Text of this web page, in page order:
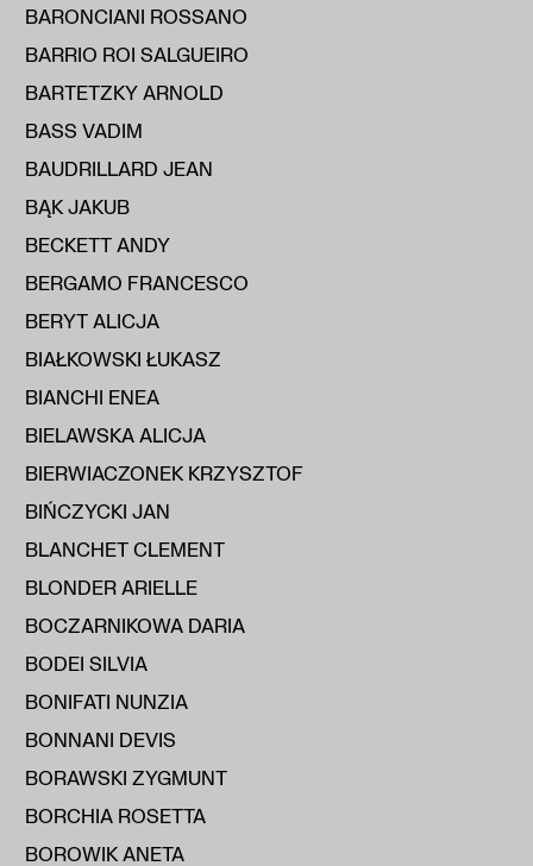
BARONCIANI ROSSANO
BARRIO ROI SALGUEIRO
BARTETZKY ARNOLD
BASS VADIM
BAUDRILLARD JEAN
BĄK JAKUB
BECKETT ANDY
BERGAMO FRANCESCO
BERYT ALICJA
BIAŁKOWSKI ŁUKASZ
BIANCHI ENEA
BIELAWSKA ALICJA
BIERWIACZONEK KRZYSZTOF
BIŃCZYCKI JAN
BLANCHET CLEMENT
BLONDER ARIELLE
BOCZARNIKOWA DARIA
BODEI SILVIA
BONIFATI NUNZIA
BONNANI DEVIS
BORAWSKI ZYGMUNT
BORCHIA ROSETTA
BOROWIK ANETA